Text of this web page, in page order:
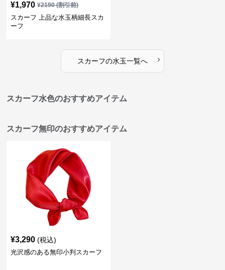
¥1,970 ¥2190(割引前)
スカーフ 上品な水玉柄細長スカ
ーフ
スカーフの水玉一覧へ ›
スカーフ水色のおすすめアイテム
スカーフ無印のおすすめアイテム
¥3,290 (税込)
光沢感のある無印小判スカーフ